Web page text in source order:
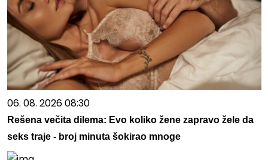
06. 08. 2026 08:30
Rešena večita dilema: Evo koliko žene zapravo žele da
seks traje - broj minuta šokirao mnoge